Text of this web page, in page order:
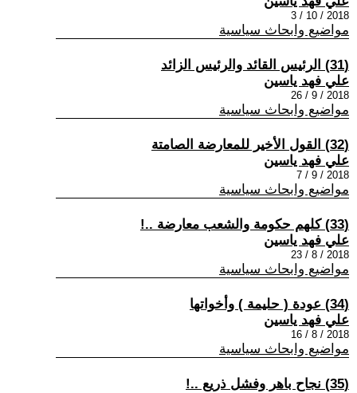
2018 / 10 / 3
مواضيع وابحاث سياسية
(31) الرئيس القائد والرئيس الزائد
علي فهد ياسين
2018 / 9 / 26
مواضيع وابحاث سياسية
(32) القول الأخير للمعارضة الصامتة
علي فهد ياسين
2018 / 9 / 7
مواضيع وابحاث سياسية
(33) كلهم حكومة والشعب معارضة ..!
علي فهد ياسين
2018 / 8 / 23
مواضيع وابحاث سياسية
(34) عودة ( حليمة ) وأخواتها
علي فهد ياسين
2018 / 8 / 16
مواضيع وابحاث سياسية
(35) نجاح باهر وفشل ذريع ..!